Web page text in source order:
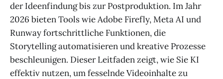
der Ideenfindung bis zur Postproduktion. Im Jahr
2026 bieten Tools wie Adobe Firefly, Meta AI und
Runway fortschrittliche Funktionen, die
Storytelling automatisieren und kreative Prozesse
beschleunigen. Dieser Leitfaden zeigt, wie Sie KI
effektiv nutzen, um fesselnde Videoinhalte zu